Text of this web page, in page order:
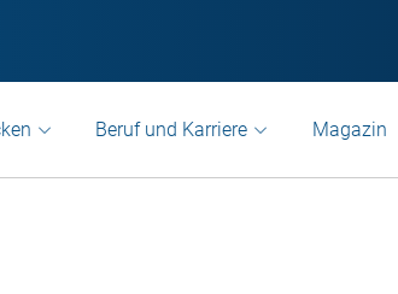
Beruf und Karriere Magazin